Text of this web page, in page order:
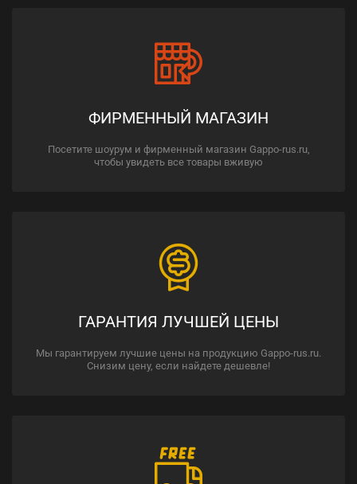
ФИРМЕННЫЙ МАГАЗИН
Посетите шоурум и фирменный магазин Gappo-rus.ru,
чтобы увидеть все товары вживую
ГАРАНТИЯ ЛУЧШЕЙ ЦЕНЫ
Мы гарантируем лучшие цены на продукцию Gappo-rus.ru.
Снизим цену, если найдете дешевле!